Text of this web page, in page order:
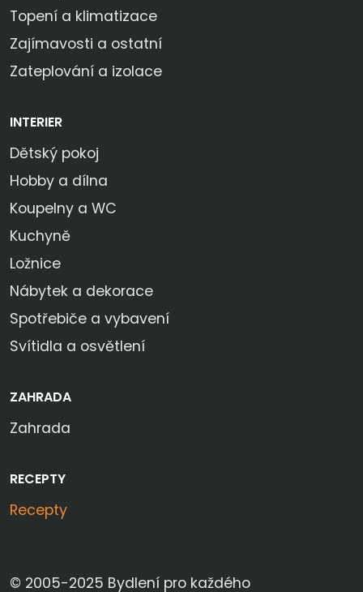
Topení a klimatizace
Zajímavosti a ostatní
Zateplování a izolace
INTERIER
Dětský pokoj
Hobby a dílna
Koupelny a WC
Kuchyně
Ložnice
Nábytek a dekorace
Spotřebiče a vybavení
Svítidla a osvětlení
ZAHRADA
Zahrada
RECEPTY
Recepty
© 2005-2025 Bydlení pro každého